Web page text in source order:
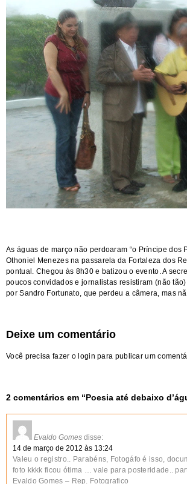
As águas de março não perdoaram “o Príncipe dos
Othoniel Menezes na passarela da Fortaleza dos
pontual. Chegou às 8h30 e batizou o evento. A
poucos convidados e jornalistas resistiram (não
porSandro Fortunato, que perdeu a câmera, mas
Deixe um comentário
Você precisa fazer o login para publicar um
2 comentários em “Poesia até debaixo
Evaldo Gomes disse:
14 de março de 2012 às 13:24
Valeu o registro.. Parabéns, Fotogáfo é isso,
foto kkkk ficou ótima … vale para posteridade..
Evaldo Gomes – Rep. Fotografico